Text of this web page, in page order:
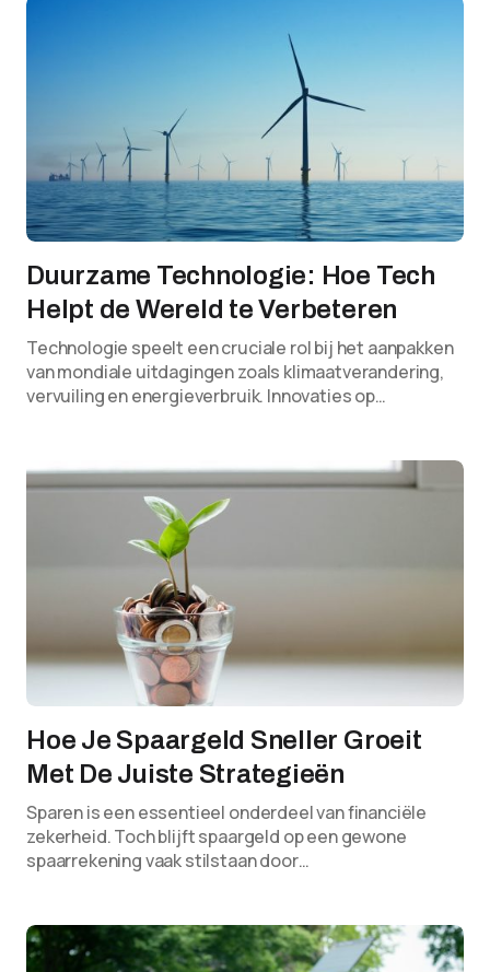
Duurzame Technologie: Hoe Tech
Helpt de Wereld te Verbeteren
Technologie speelt een cruciale rol bij het aanpakken
van mondiale uitdagingen zoals klimaatverandering,
vervuiling en energieverbruik. Innovaties op…
Hoe Je Spaargeld Sneller Groeit
Met De Juiste Strategieën
Sparen is een essentieel onderdeel van financiële
zekerheid. Toch blijft spaargeld op een gewone
spaarrekening vaak stilstaan door…